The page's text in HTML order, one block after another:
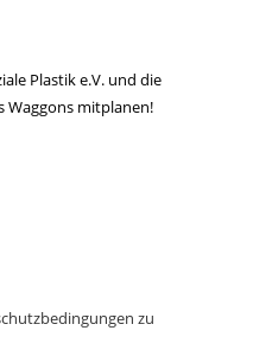
Plastik e.V. und die
Waggons mitplanen!
zu